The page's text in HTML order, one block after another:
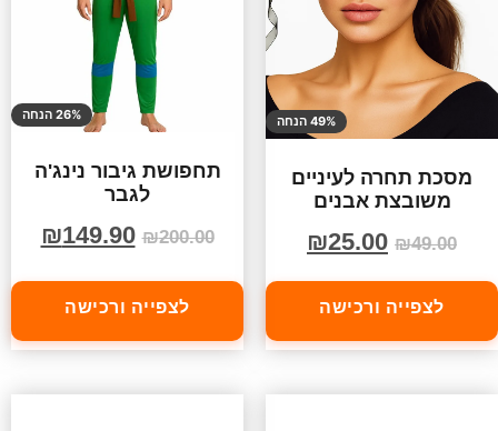
49% הנחה
מסכת תחרה לעיניים
משובצת אבנים
₪49.00
₪25.00
לצפייה ורכישה
26% הנחה
תחפושת גיבור נינג'ה
לגבר
₪200.00
₪149.90
לצפייה ורכישה